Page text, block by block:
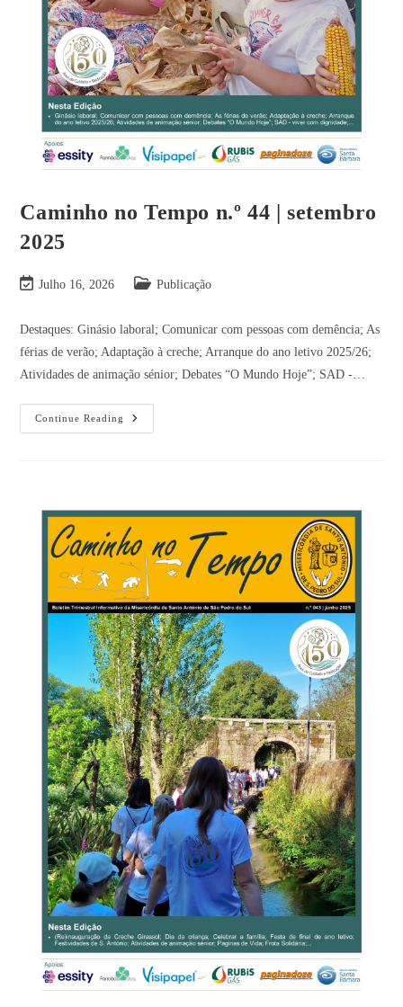
Caminho no Tempo n.º 44 | setembro
2025
Julho 16, 2026 Publicação
Destaques: Ginásio laboral; Comunicar com pessoas com demência; As
férias de verão; Adaptação à creche; Arranque do ano letivo 2025/26;
Atividades de animação sénior; Debates “O Mundo Hoje”; SAD -…
Continue Reading